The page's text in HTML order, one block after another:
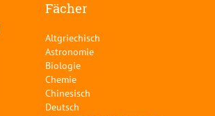
Fächer
Altgriechisch
Astronomie
Biologie
Chemie
Chinesisch
Deutsch